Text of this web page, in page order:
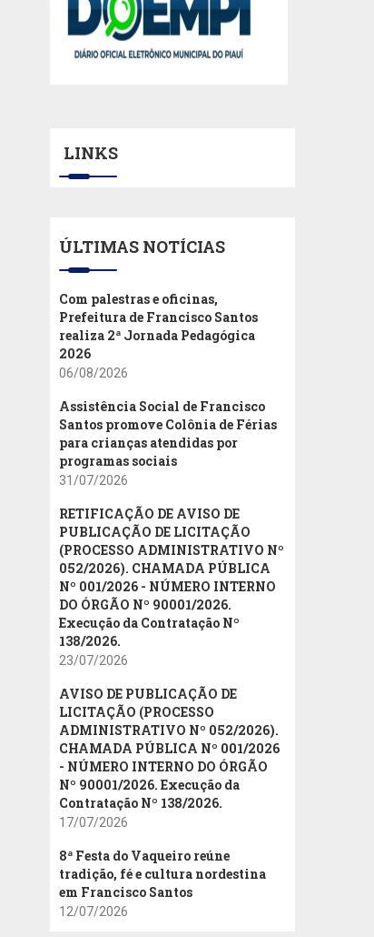
LINKS
ÚLTIMAS NOTÍCIAS
Com palestras e oficinas,
Prefeitura de Francisco Santos
realiza 2ª Jornada Pedagógica
2026
06/08/2026
Assistência Social de Francisco
Santos promove Colônia de Férias
para crianças atendidas por
programas sociais
31/07/2026
RETIFICAÇÃO DE AVISO DE
PUBLICAÇÃO DE LICITAÇÃO
(PROCESSO ADMINISTRATIVO Nº
052/2026). CHAMADA PÚBLICA
Nº 001/2026 - NÚMERO INTERNO
DO ÓRGÃO Nº 90001/2026.
Execução da Contratação Nº
138/2026.
23/07/2026
AVISO DE PUBLICAÇÃO DE
LICITAÇÃO (PROCESSO
ADMINISTRATIVO Nº 052/2026).
CHAMADA PÚBLICA Nº 001/2026
- NÚMERO INTERNO DO ÓRGÃO
Nº 90001/2026. Execução da
Contratação Nº 138/2026.
17/07/2026
8ª Festa do Vaqueiro reúne
tradição, fé e cultura nordestina
em Francisco Santos
12/07/2026